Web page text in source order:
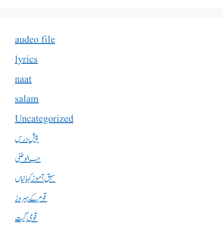
audeo file
lyrics
naat
salam
Uncategorized
پیشِ درس
حب الوطنی
سبق آموز کہانیاں
قوم کے ہیروز
قومی گیت